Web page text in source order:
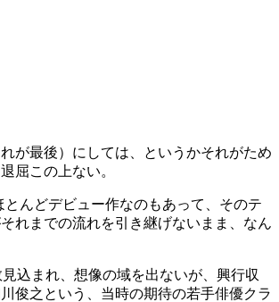
が最後）にしては、というかそれがため
屈この上ない。
んどデビュー作なのもあって、そのテ
れまでの流れを引き継げないまま、なん
込まれ、想像の域を出ないが、興行収
俊之という、当時の期待の若手俳優クラ